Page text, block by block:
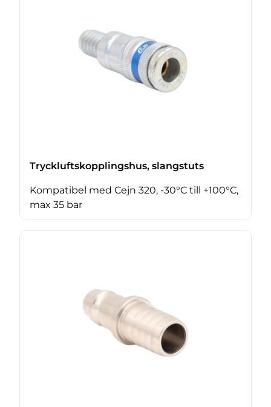
Tryckluftskopplingshus, slangstuts
Kompatibel med Cejn 320, -30°C till +100°C,
max 35 bar